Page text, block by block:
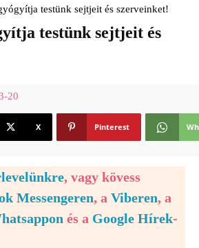
testünk sejtjeit és szerveinket!
testünk sejtjeit és
20
X Pinterest
, vagy kövess
Messengeren, a Viberen, a
és a Google Hírek-